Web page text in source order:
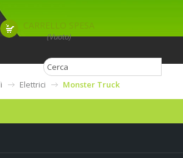
CARRELLO SPESA
(Vuoto)
ROAD & CAMPO VOLO
Elettrici Monster Truck